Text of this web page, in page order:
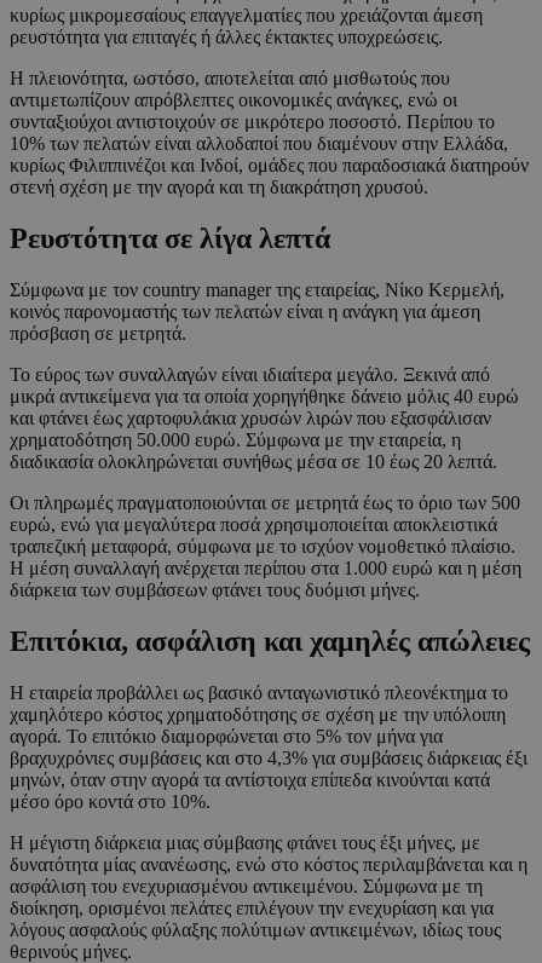
κυρίως μικρομεσαίους επαγγελματίες που χρειάζονται άμεση
ρευστότητα για επιταγές ή άλλες έκτακτες υποχρεώσεις.
Η πλειονότητα, ωστόσο, αποτελείται από μισθωτούς που
αντιμετωπίζουν απρόβλεπτες οικονομικές ανάγκες, ενώ οι
συνταξιούχοι αντιστοιχούν σε μικρότερο ποσοστό. Περίπου το
10% των πελατών είναι αλλοδαποί που διαμένουν στην Ελλάδα,
κυρίως Φιλιππινέζοι και Ινδοί, ομάδες που παραδοσιακά διατηρούν
στενή σχέση με την αγορά και τη διακράτηση χρυσού.
Ρευστότητα σε λίγα λεπτά
Σύμφωνα με τον country manager της εταιρείας, Νίκο Κερμελή,
κοινός παρονομαστής των πελατών είναι η ανάγκη για άμεση
πρόσβαση σε μετρητά.
Το εύρος των συναλλαγών είναι ιδιαίτερα μεγάλο. Ξεκινά από
μικρά αντικείμενα για τα οποία χορηγήθηκε δάνειο μόλις 40 ευρώ
και φτάνει έως χαρτοφυλάκια χρυσών λιρών που εξασφάλισαν
χρηματοδότηση 50.000 ευρώ. Σύμφωνα με την εταιρεία, η
διαδικασία ολοκληρώνεται συνήθως μέσα σε 10 έως 20 λεπτά.
Οι πληρωμές πραγματοποιούνται σε μετρητά έως το όριο των 500
ευρώ, ενώ για μεγαλύτερα ποσά χρησιμοποιείται αποκλειστικά
τραπεζική μεταφορά, σύμφωνα με το ισχύον νομοθετικό πλαίσιο.
Η μέση συναλλαγή ανέρχεται περίπου στα 1.000 ευρώ και η μέση
διάρκεια των συμβάσεων φτάνει τους δυόμισι μήνες.
Επιτόκια, ασφάλιση και χαμηλές απώλειες
Η εταιρεία προβάλλει ως βασικό ανταγωνιστικό πλεονέκτημα το
χαμηλότερο κόστος χρηματοδότησης σε σχέση με την υπόλοιπη
αγορά. Το επιτόκιο διαμορφώνεται στο 5% τον μήνα για
βραχυχρόνιες συμβάσεις και στο 4,3% για συμβάσεις διάρκειας έξι
μηνών, όταν στην αγορά τα αντίστοιχα επίπεδα κινούνται κατά
μέσο όρο κοντά στο 10%.
Η μέγιστη διάρκεια μιας σύμβασης φτάνει τους έξι μήνες, με
δυνατότητα μίας ανανέωσης, ενώ στο κόστος περιλαμβάνεται και η
ασφάλιση του ενεχυριασμένου αντικειμένου. Σύμφωνα με τη
διοίκηση, ορισμένοι πελάτες επιλέγουν την ενεχυρίαση και για
λόγους ασφαλούς φύλαξης πολύτιμων αντικειμένων, ιδίως τους
θερινούς μήνες.